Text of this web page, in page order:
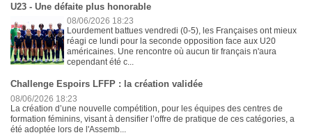
U23 - Une défaite plus honorable
08/06/2026 18:23
Lourdement battues vendredi (0-5), les Françaises ont mieux
réagi ce lundi pour la seconde opposition face aux U20
américaines. Une rencontre où aucun tir français n'aura
cependant été c...
Challenge Espoirs LFFP : la création validée
08/06/2026 18:23
La création d’une nouvelle compétition, pour les équipes des centres de
formation féminins, visant à densifier l’offre de pratique de ces catégories, a
été adoptée lors de l'Assemb...